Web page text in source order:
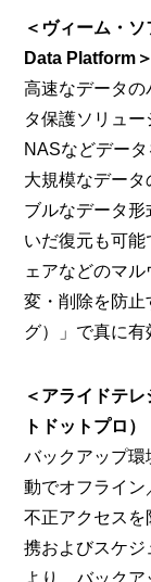
＜ヴィーム・
Data Platform＞
高速なデータ
タ保護ソリュー
NASなどデー
大規模なデー
ブルなデータ
いだ復元も可
ェアなどのマ
変・削除を防止
グ）」で真に有
＜アライドテ
トドットプロ
バックアップ環
動でオフライ
不正アクセス
携およびスケ